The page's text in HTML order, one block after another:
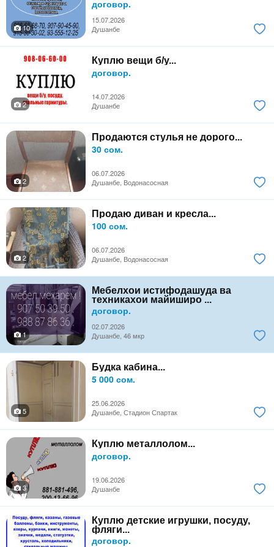
договор.
15.07.2026
10
Душанбе
Куплю вещи б/у...
договор.
14.07.2026
2
Душанбе
Продаются стулья не дорого...
30 сом.
06.07.2026
2
Душанбе, Водонасосная
Продаю диван и кресла...
100 сом.
06.07.2026
2
Душанбе, Водонасосная
Мебелхои истифодашуда ва
техникахои майиширо ...
договор.
02.07.2026
1
Душанбе, 46 мкр
Будка кабина...
5 000 сом.
25.06.2026
5
Душанбе, Стадион Спартак
Куплю металлолом...
договор.
19.06.2026
3
Душанбе
Куплю детские игрушки, посуду,
фляги...
договор.